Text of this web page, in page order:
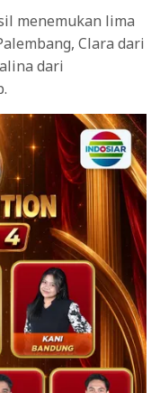
menemukan lima
Clara dari
dari